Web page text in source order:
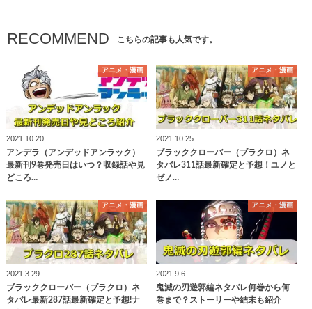
RECOMMEND こちらの記事も人気です。
アニメ・漫画
2021.10.20
アンデラ（アンデッドアンラック）
最新刊9巻発売日はいつ？収録話や見
どころ…
アニメ・漫画
2021.10.25
ブラッククローバー（ブラクロ）ネ
タバレ311話最新確定と予想！ユノと
ゼノ…
アニメ・漫画
2021.3.29
ブラッククローバー（ブラクロ）ネ
タバレ最新287話最新確定と予想!ナ
アニメ・漫画
2021.9.6
鬼滅の刃遊郭編ネタバレ何巻から何
巻まで？ストーリーや結末も紹介